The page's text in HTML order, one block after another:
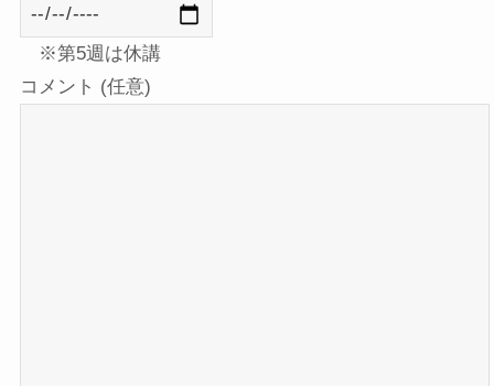
※第5週は休講
コメント (任意)